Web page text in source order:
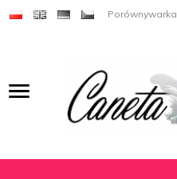
Porównywarka